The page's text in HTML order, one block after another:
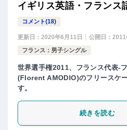
イギリス英語・フランス
コメント(18)
更新日： 2020年6月11日 公開日： 2011
フランス：男子シングル
世界選手権2011、フランス代表-
(Florent AMODIO)のフリースケ
す。
続きを読む